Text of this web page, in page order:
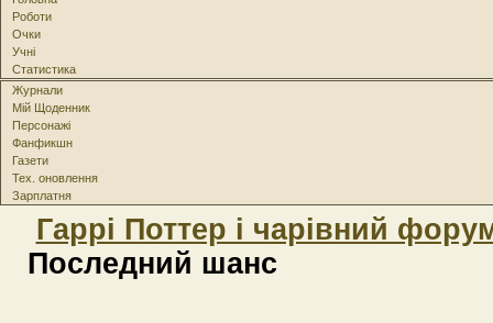
Роботи
Очки
Учні
Статистика
Журнали
Мій Щоденник
Персонажі
Фанфикшн
Газети
Тех. оновлення
Зарплатня
Гаррі Поттер і чарівний
Последний шанс